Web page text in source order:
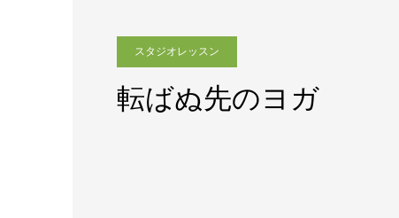
スタジオレッスン
転ばぬ先のヨガ